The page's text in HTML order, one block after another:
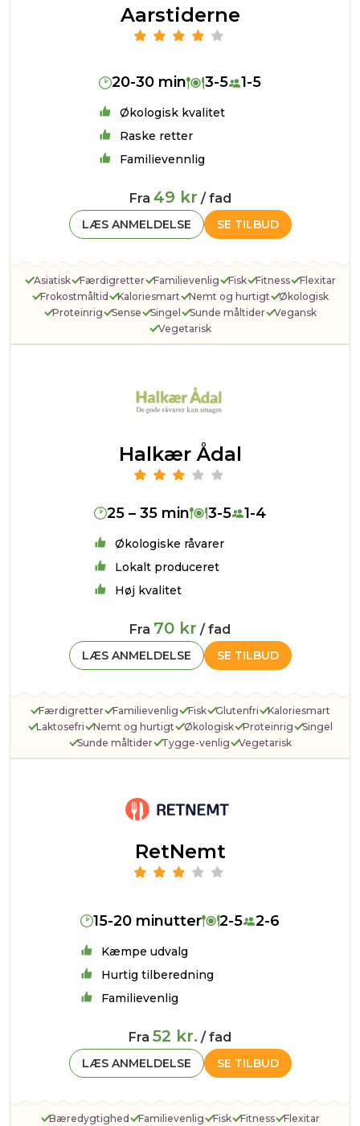
Aarstiderne
20-30 min 3-5 1-5
Økologisk kvalitet
Raske retter
Familievennlig
Fra 49 kr / fad
SE TILBUD
LÆS ANMELDELSE
Asiatisk Færdigretter Familievenlig Fisk Fitness
Flexitar
Frokostmåltid
Kaloriesmart Nemt og hurtigt
Økologisk
Proteinrig
Sense Singel Sunde måltider
Vegansk
Vegetarisk
Halkær Ådal
25 – 35 min 3-5 1-4
Økologiske råvarer
Lokalt produceret
Høj kvalitet
Fra 70 kr / fad
SE TILBUD
LÆS ANMELDELSE
Færdigretter Familievenlig Fisk Glutenfri
Kaloriesmart
Laktosefri
Nemt og hurtigt Økologisk Proteinrig
Singel
Sunde måltider
Tygge-venlig Vegetarisk
RetNemt
15-20 minutter 2-5 2-6
Kæmpe udvalg
Hurtig tilberedning
Familievenlig
Fra 52 kr. / fad
SE TILBUD
LÆS ANMELDELSE
Bæredygtighed Familievenlig Fisk Fitness
Flexitar